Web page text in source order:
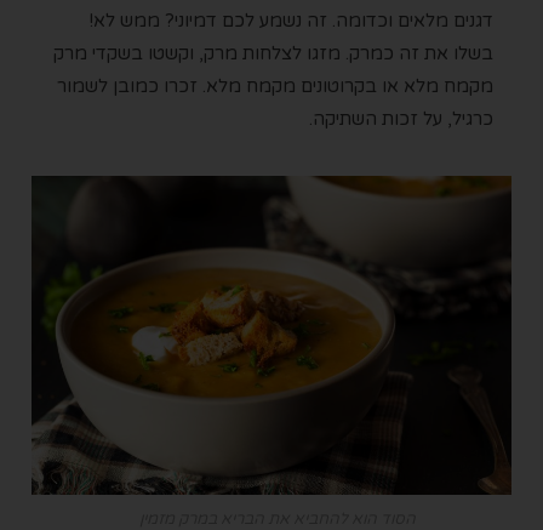
דגנים מלאים וכדומה. זה נשמע לכם דמיוני? ממש לא!
בשלו את זה כמרק. מזגו לצלחות מרק, וקשטו בשקדי מרק
מקמח מלא או בקרוטונים מקמח מלא. זכרו כמובן לשמור
כרגיל, על זכות השתיקה.